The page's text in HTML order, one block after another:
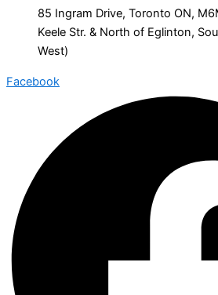
85 Ingram Drive, Toronto ON,
Keele Str. & North of Eglinton,
West)
Facebook